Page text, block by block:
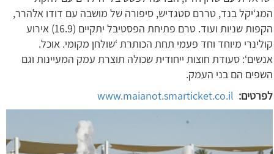
המג‘יקל בנד, טררם סטגדיש, סיפורה של מושבה עם דודו אלהרר,
הקפות שניות ועוד. טרם פתיחת הפסטיבל יתקיים (16.9) אירוע
קולינרי מיוחד וחד פעמי תחת הכותרת ‘שולחן מקומי. אוכל.
אנשים‘: סעודת חוצות ייחודית שכולה תוצרת עמק המעיינות וגם
השפים הם בני העמק.
לפרטים: www.maianot.smarticket.co.il